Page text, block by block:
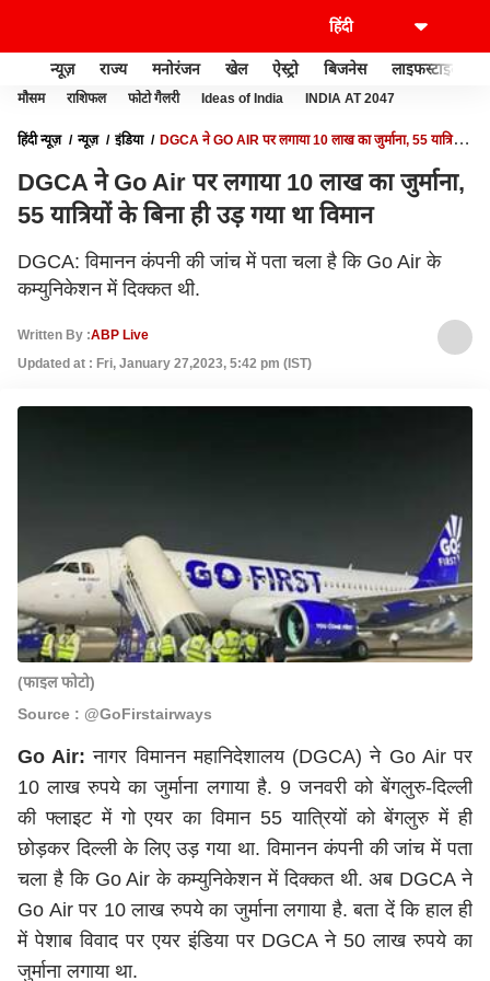
न्यूज़ राज्य मनोरंजन खेल ऐस्ट्रो बिजनेस लाइफस्टाइल
मौसम राशिफल फोटो गैलरी Ideas of India INDIA AT 2047
हिंदी न्यूज़ न्यूज़ इंडिया
DGCA ने GO AIR पर लगाया 10 लाख का जुर्माना, 55 यात्रियों
DGCA ने Go Air पर लगाया 10 लाख का जुर्माना,
55 यात्रियों के बिना ही उड़ गया था विमान
DGCA: विमानन कंपनी की जांच में पता चला है कि Go Air के
कम्युनिकेशन में दिक्कत थी.
Written By :ABP Live
Updated at : Fri, January 27,2023, 5:42 pm (IST)
(फाइल फोटो)
Source : @GoFirstairways
Go Air: नागर विमानन महानिदेशालय (DGCA) ने Go Air पर
10 लाख रुपये का जुर्माना लगाया है. 9 जनवरी को बेंगलुरु-दिल्ली
की फ्लाइट में गो एयर का विमान 55 यात्रियों को बेंगलुरु में ही
छोड़कर दिल्ली के लिए उड़ गया था. विमानन कंपनी की जांच में पता
चला है कि Go Air के कम्युनिकेशन में दिक्कत थी. अब DGCA ने
Go Air पर 10 लाख रुपये का जुर्माना लगाया है. बता दें कि हाल ही
में पेशाब विवाद पर एयर इंडिया पर DGCA ने 50 लाख रुपये का
जुर्माना लगाया था.